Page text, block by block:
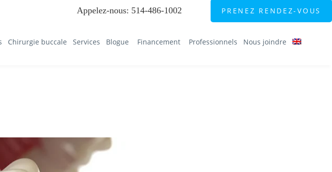
Appelez-nous: 514-486-1002 PRENEZ RENDEZ-VOUS
Chirurgie buccale Services Blogue Financement Professionnels Nous joindre